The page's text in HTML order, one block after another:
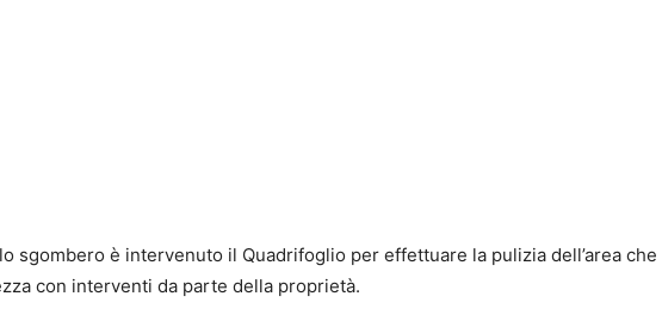
sgombero è intervenuto il Quadrifoglio per effettuare la pulizia dell’area che
con interventi da parte della proprietà.